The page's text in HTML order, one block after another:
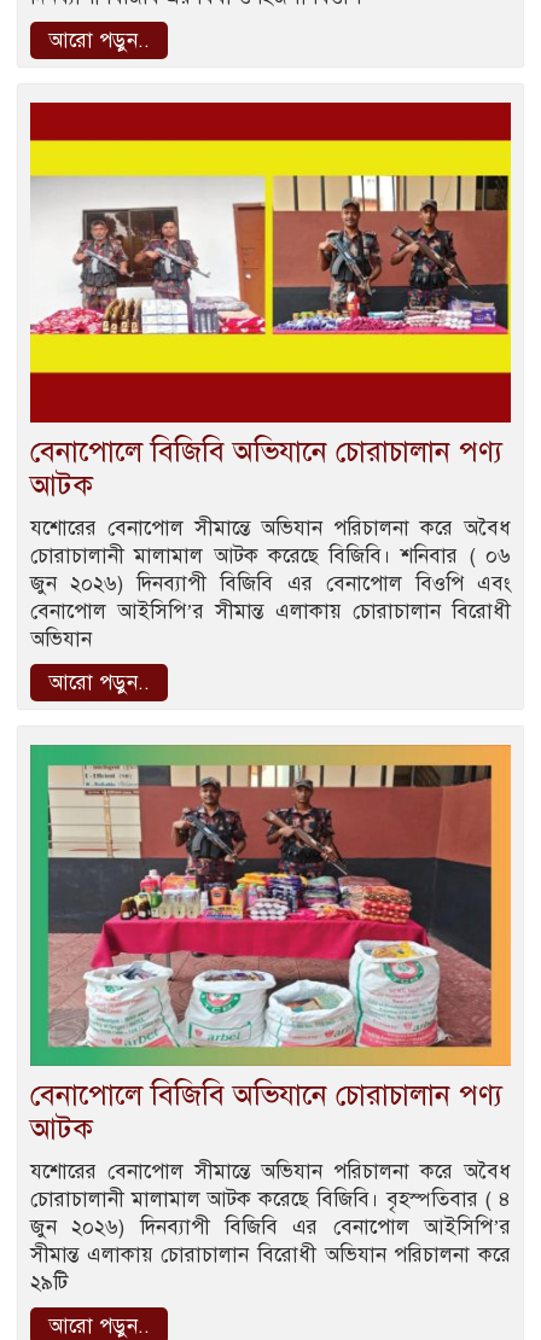
আরো পড়ুন..
বেনাপোলে বিজিবি অভিযানে চোরাচালান পণ্য
আটক
যশোরের বেনাপোল সীমান্তে অভিযান পরিচালনা করে অবৈধ
চোরাচালানী মালামাল আটক করেছে বিজিবি। শনিবার ( ০৬
জুন ২০২৬) দিনব্যাপী বিজিবি এর বেনাপোল বিওপি এবং
বেনাপোল আইসিপি’র সীমান্ত এলাকায় চোরাচালান বিরোধী
অভিযান
আরো পড়ুন..
বেনাপোলে বিজিবি অভিযানে চোরাচালান পণ্য
আটক
যশোরের বেনাপোল সীমান্তে অভিযান পরিচালনা করে অবৈধ
চোরাচালানী মালামাল আটক করেছে বিজিবি। বৃহস্পতিবার ( ৪
জুন ২০২৬) দিনব্যাপী বিজিবি এর বেনাপোল আইসিপি’র
সীমান্ত এলাকায় চোরাচালান বিরোধী অভিযান পরিচালনা করে
২৯টি
আরো পড়ুন..